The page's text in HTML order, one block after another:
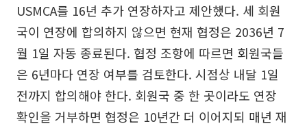
USMCA를 16년 추가 연장하자고 제안했다. 세 회원
국이 연장에 합의하지 않으면 현재 협정은 2036년 7
월 1일 자동 종료된다. 협정 조항에 따르면 회원국들
은 6년마다 연장 여부를 검토한다. 시점상 내달 1일
전까지 합의해야 한다. 회원국 중 한 곳이라도 연장
확인을 거부하면 협정은 10년간 더 이어지되 매년 재